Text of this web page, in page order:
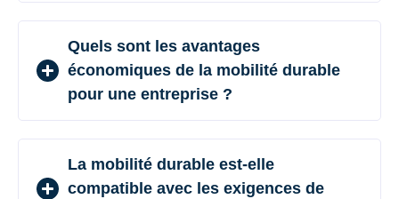
Quels sont les avantages
économiques de la mobilité durable
pour une entreprise ?
La mobilité durable est-elle
compatible avec les exigences de